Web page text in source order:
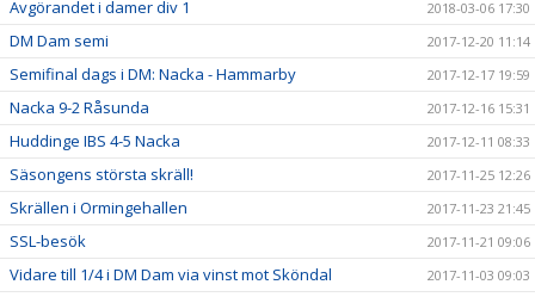
Avgörandet i damer div 1 2018-03-06 17:30
DM Dam semi 2017-12-20 11:14
Semifinal dags i DM: Nacka - Hammarby 2017-12-17 19:59
Nacka 9-2 Råsunda 2017-12-16 15:31
Huddinge IBS 4-5 Nacka 2017-12-11 08:33
Säsongens största skräll! 2017-11-25 12:26
Skrällen i Ormingehallen 2017-11-23 21:45
SSL-besök 2017-11-21 09:06
Vidare till 1/4 i DM Dam via vinst mot Sköndal
2017-11-03 09:03